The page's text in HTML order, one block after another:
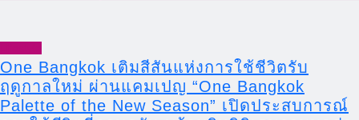
One Bangkok เติมสีสันแห่งการใช้ชีวิตรับ
ฤดูกาลใหม่ ผ่านแคมเปญ “One Bangkok
Palette of the New Season” เปิดประสบการณ์